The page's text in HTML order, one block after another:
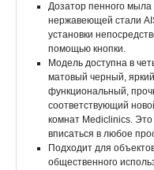
Дозатор пенного мыла
нержавеющей стали
установки
помощью кнопки.
Модель доступна в
матовый черный,
функциональный,
соответствующий
комнат Mediclinics.
вписаться в любое
Подходит для
общественного